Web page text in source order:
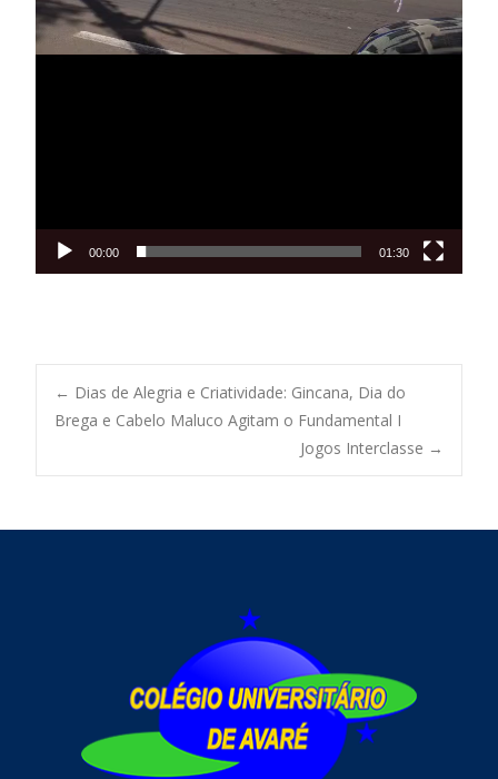
00:00 01:30
← Dias de Alegria e Criatividade: Gincana, Dia do
Brega e Cabelo Maluco Agitam o Fundamental I
Jogos Interclasse →